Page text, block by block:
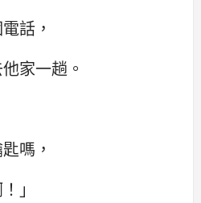
話，
家一趟。
嗎，
」